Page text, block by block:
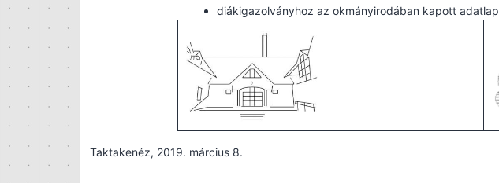
diákigazolványhoz az okmányirodában kapott adatlap
Taktakenéz, 2019. március 8.